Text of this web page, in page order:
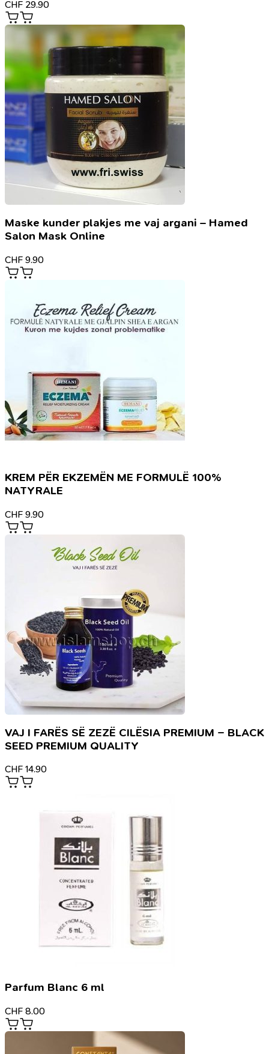
CHF 29.90
Maske kunder plakjes me vaj argani – Hamed
Salon Mask Online
CHF 9.90
KREM PËR EKZEMËN ME FORMULË 100%
NATYRALE
CHF 9.90
VAJ I FARËS SË ZEZË CILËSIA PREMIUM – BLACK
SEED PREMIUM QUALITY
CHF 14.90
Parfum Blanc 6 ml
CHF 8.00